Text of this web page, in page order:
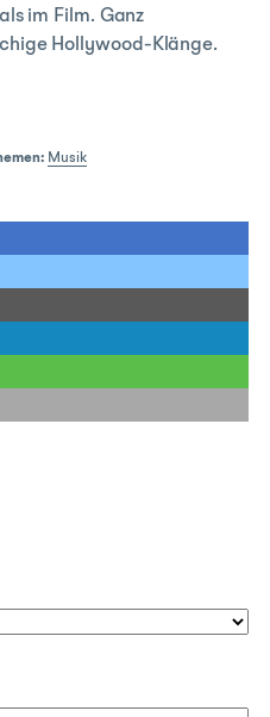
im Film. Ganz
Hollywood-Klänge.
Musik